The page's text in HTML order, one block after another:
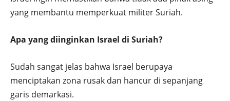
yang membantu memperkuat militer Suriah.
Apa yang diinginkan Israel di Suriah?
Sudah sangat jelas bahwa Israel berupaya
menciptakan zona rusak dan hancur di sepanjang
garis demarkasi.